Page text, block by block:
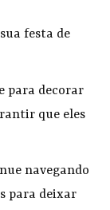
festa de
para decorar
que eles
navegando
para deixar